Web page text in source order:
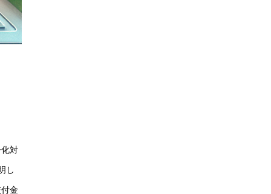
対
し
金